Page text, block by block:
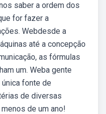
saber a ordem dos
for fazer a
Webdesde a
até a concepção
as fórmulas
um. Weba gente
fonte de
de diversas
de um ano!